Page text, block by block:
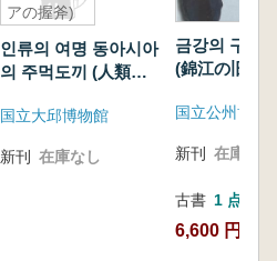
アの握斧)
인류의 여명 동아시아
의 주먹도끼 (人類の
斧)
国立大邱博物館
新刊 在庫なし
금강의 구
(錦江の旧石
国立公州博物
新刊 在庫なし
古書 1 点
6,600 円